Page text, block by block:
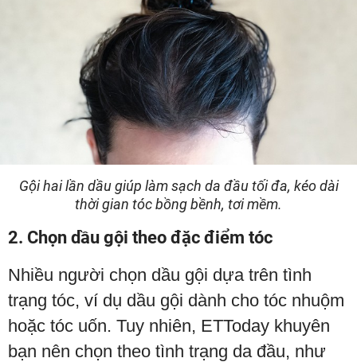
Gội hai lần dầu giúp làm sạch da đầu tối đa, kéo dài
thời gian tóc bồng bềnh, tơi mềm.
2. Chọn dầu gội theo đặc điểm tóc
Nhiều người chọn dầu gội dựa trên tình
trạng tóc, ví dụ dầu gội dành cho tóc nhuộm
hoặc tóc uốn. Tuy nhiên, ETToday khuyên
bạn nên chọn theo tình trạng da đầu, như